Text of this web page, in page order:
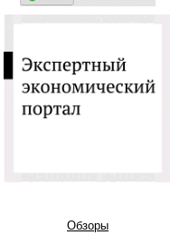
Обзоры